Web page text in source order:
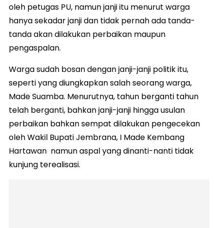
oleh petugas PU, namun janji itu menurut warga
hanya sekadar janji dan tidak pernah ada tanda-
tanda akan dilakukan perbaikan maupun
pengaspalan.
Warga sudah bosan dengan janji-janji politik itu,
seperti yang diungkapkan salah seorang warga,
Made Suamba. Menurutnya, tahun berganti tahun
telah berganti, bahkan janji-janji hingga usulan
perbaikan bahkan sempat dilakukan pengecekan
oleh Wakil Bupati Jembrana, I Made Kembang
Hartawan namun aspal yang dinanti-nanti tidak
kunjung terealisasi.